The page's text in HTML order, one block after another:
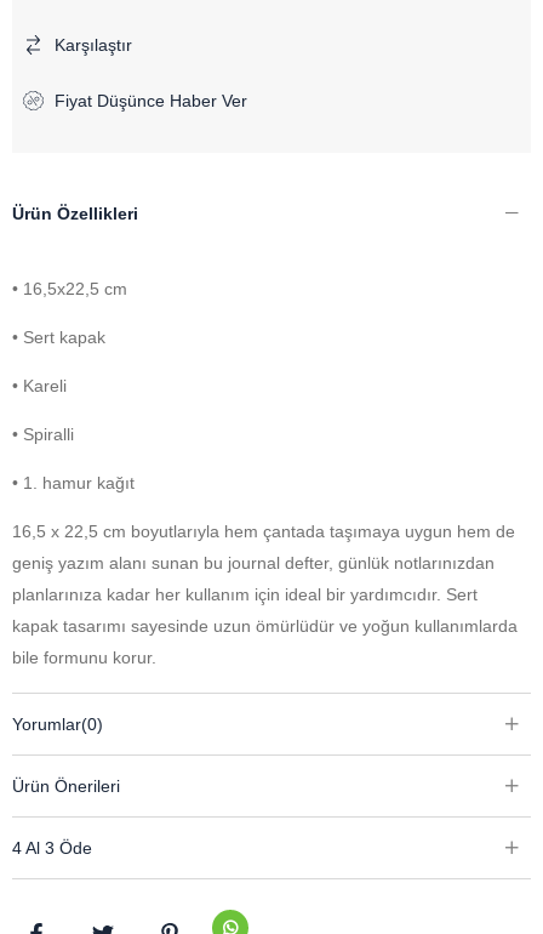
Karşılaştır
Fiyat Düşünce Haber Ver
Ürün Özellikleri
• 16,5x22,5 cm
• Sert kapak
• Kareli
• Spiralli
• 1. hamur kağıt
16,5 x 22,5 cm boyutlarıyla hem çantada taşımaya uygun hem de
geniş yazım alanı sunan bu journal defter, günlük notlarınızdan
planlarınıza kadar her kullanım için ideal bir yardımcıdır. Sert
kapak tasarımı sayesinde uzun ömürlüdür ve yoğun kullanımlarda
bile formunu korur.
tamamen düz şekilde açabilmenize olanak tanır. Bu da yazım
Yorumlar(0)
Ürün Önerileri
4 Al 3 Öde